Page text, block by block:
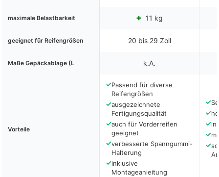
maximale Belastbarkeit 11 kg
geeignet für Reifengrößen 20 bis 29 Zoll
Maße Gepäckablage (L k.A.
Vorteile
✓Passend für diverse
Reifengrößen
✓ausgezeichnete
Fertigungsqualität
✓auch für Vorderreifen
geeignet
✓verbesserte Spanngummi-
Halterung
✓inklusive
Montageanleitung
✓
✓
✓
✓
✓